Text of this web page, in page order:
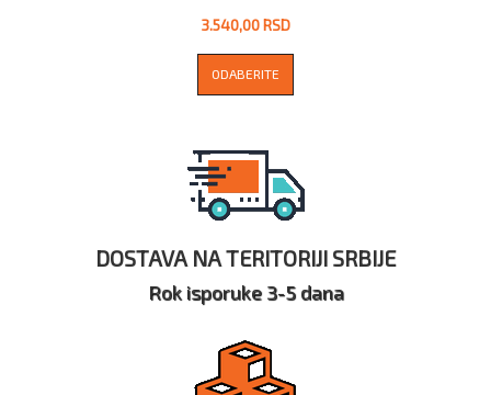
3.540,00 RSD
ODABERITE
DOSTAVA NA TERITORIJI SRBIJE
Rok isporuke 3-5 dana